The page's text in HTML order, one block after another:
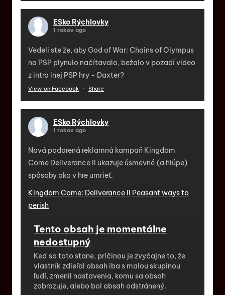
ESko Rýchlovky
1 rokov ago
Vedeli ste že, aby God of War: Chains of Olympus
na PSP plynulo načítavalo, bežalo v pozadí video
z intra inej PSP hry - Daxter?
View on Facebook · Share
ESko Rýchlovky
1 rokov ago
Nová podarená reklamná kampaň Kingdom
Come Deliverance II ukazuje úsmevné (a hlúpe)
spôsoby ako v hre umrieť.
Kingdom Come: Deliverance II Peasant ways to
perish
Tento obsah je momentálne
nedostupný
Keď sa toto stane, príčinou je zvyčajne to, že
vlastník zdieľal obsah iba s malou skupinou
ľudí, zmenil nastavenia, komu sa obsah
zobrazuje, alebo bol obsah odstránený.